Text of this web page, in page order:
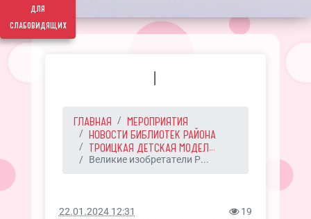
для
слабовидящих
I
ГЛАВНАЯ
МЕРОПРИЯТИЯ
НОВОСТИ БИБЛИОТЕК РАЙОНА
ТРОИЦКАЯ ДЕТСКАЯ МОДЕЛ...
Великие изобретатели Р...
22.01.2024 12:31 19